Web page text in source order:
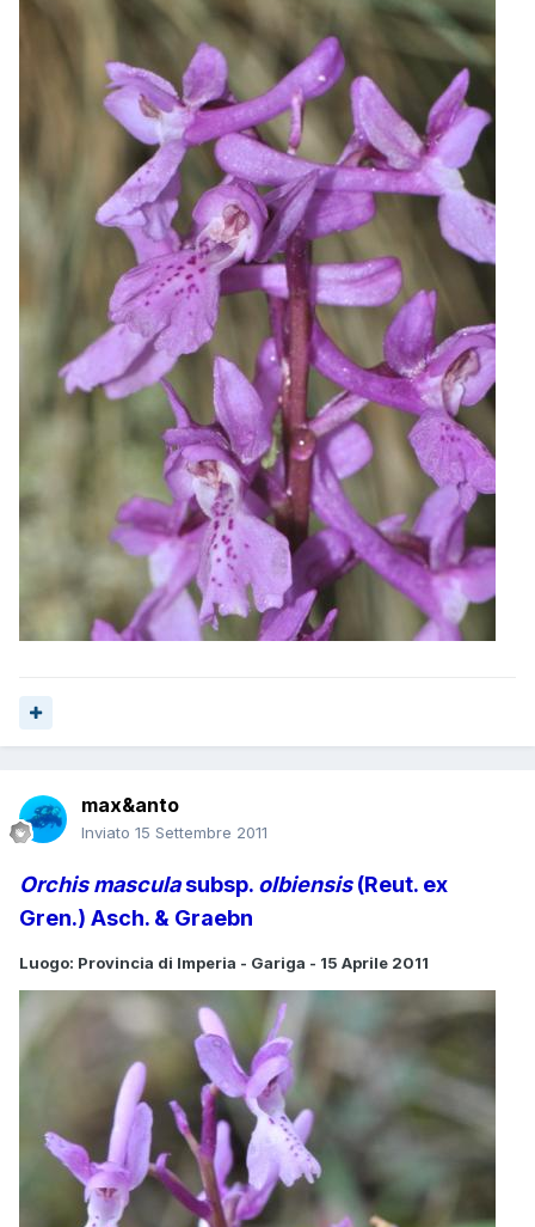
max&anto
Inviato 15 Settembre 2011
Orchis masculasubsp. olbiensis(Reut. ex
Gren.) Asch. & Graebn
Luogo: Provincia di Imperia - Gariga - 15 Aprile 2011